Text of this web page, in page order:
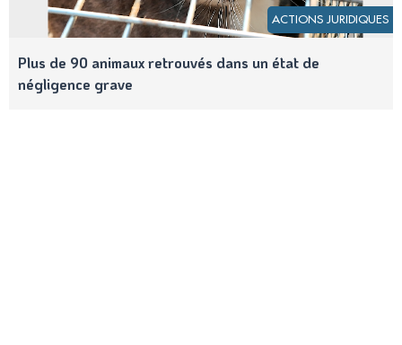
ACTIONS JURIDIQUES
Plus de 90 animaux retrouvés dans un état de
négligence grave